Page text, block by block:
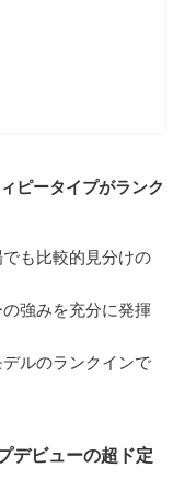
ピータイプがランク
も比較的見分けの
強みを充分に発揮
ルのランクインで
デビューの超ド定